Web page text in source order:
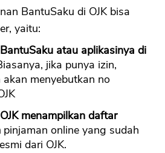
BantuSaku di OJK bisa
yaitu:
atau aplikasinya di
jika punya izin,
akan menyebutkan no
menampilkan daftar
pinjaman online yang sudah
dari OJK.